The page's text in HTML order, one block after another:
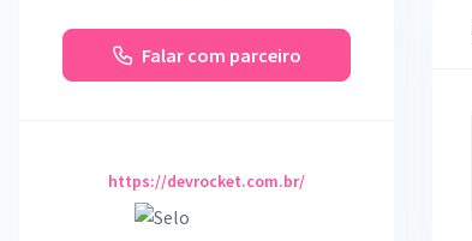
Falar com parceiro
https://devrocket.com.br/